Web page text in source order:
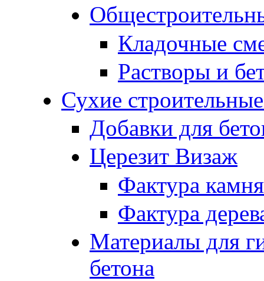
Кладочные
Растворы и
Сухие
Добавки для
Церезит Визаж
Фактура камня
Фактура
Материалы для
бетона